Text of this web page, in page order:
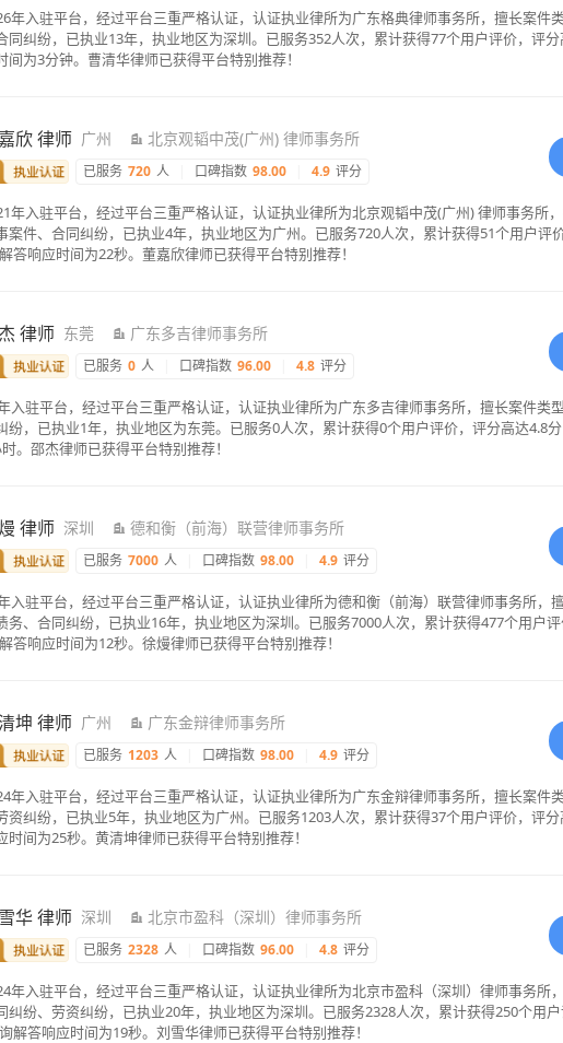
年入驻平台，经过平台三重严格认证，认证执业律所为广东格典律师事务所，擅长案件
同纠纷，已执业13年，执业地区为深圳。已服务352人次，累计获得77个用户评价，评
间为3分钟。曹清华律师已获得平台特别推荐！
欣律师 广州 北京观韬中茂(广州) 律师事务所
已服务 720 人 口碑指数 98.00 4.9 评分
年入驻平台，经过平台三重严格认证，认证执业律所为北京观韬中茂(广州) 律师事务所
案件、合同纠纷，已执业4年，执业地区为广州。已服务720人次，累计获得51个用户评
答响应时间为22秒。董嘉欣律师已获得平台特别推荐！
律师 东莞 广东多吉律师事务所
已服务 0 人 口碑指数 96.00 4.8 评分
入驻平台，经过平台三重严格认证，认证执业律所为广东多吉律师事务所，擅长案件类型
纷，已执业1年，执业地区为东莞。已服务0人次，累计获得0个用户评价，评分高达4.8
。邵杰律师已获得平台特别推荐！
律师 深圳 德和衡（前海）联营律师事务所
已服务 7000 人 口碑指数 98.00 4.9 评分
入驻平台，经过平台三重严格认证，认证执业律所为德和衡（前海）联营律师事务所，
务、合同纠纷，已执业16年，执业地区为深圳。已服务7000人次，累计获得477个用户
答响应时间为12秒。徐熳律师已获得平台特别推荐！
坤 律师 广州 广东金辩律师事务所
已服务 1203 人 口碑指数 98.00 4.9 评分
年入驻平台，经过平台三重严格认证，认证执业律所为广东金辩律师事务所，擅长案件
资纠纷，已执业5年，执业地区为广州。已服务1203人次，累计获得37个用户评价，评分
时间为25秒。黄清坤律师已获得平台特别推荐！
华律师 深圳 北京市盈科（深圳）律师事务所
已服务 2328 人 口碑指数 96.00 4.8 评分
年入驻平台，经过平台三重严格认证，认证执业律所为北京市盈科（深圳）律师事务所
纠纷、劳资纠纷，已执业20年，执业地区为深圳。已服务2328人次，累计获得250个用
解答响应时间为19秒。刘雪华律师已获得平台特别推荐！